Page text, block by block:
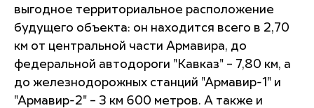
выгодное территориальное расположение
будущего объекта: он находится всего в 2,70
км от центральной части Армавира, до
федеральной автодороги "Кавказ" – 7,80 км, а
до железнодорожных станций "Армавир-1" и
"Армавир-2" – 3 км 600 метров. А также и